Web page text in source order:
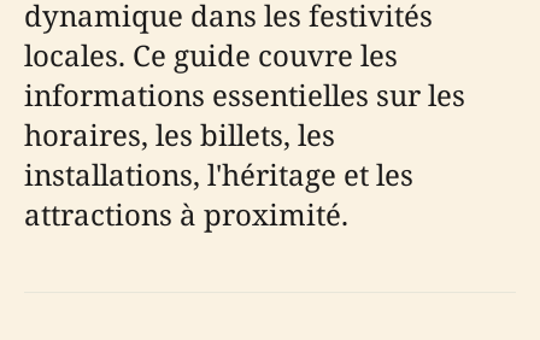
dynamique dans les festivités
locales. Ce guide couvre les
informations essentielles sur les
horaires, les billets, les
installations, l'héritage et les
attractions à proximité.